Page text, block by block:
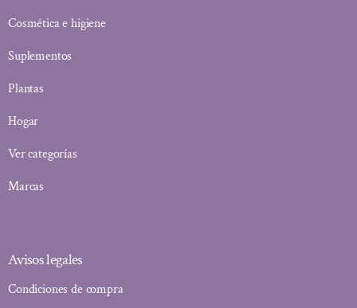
Cosmética e higiene
Suplementos
Plantas
Hogar
Ver categorías
Marcas
Avisos legales
Condiciones de compra